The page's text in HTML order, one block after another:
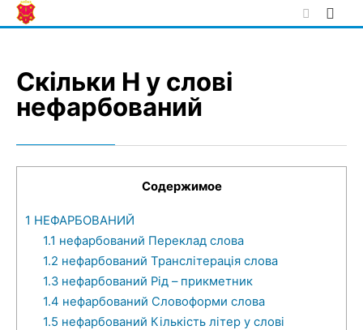
Skip
to
Скільки Н у слові
нефарбований
Содержимое
1 НЕФАРБОВАНИЙ
1.1 нефарбований Переклад слова
1.2 нефарбований Транслітерація слова
1.3 нефарбований Рід – прикметник
1.4 нефарбований Словоформи слова
1.5 нефарбований Кількість літер у слові